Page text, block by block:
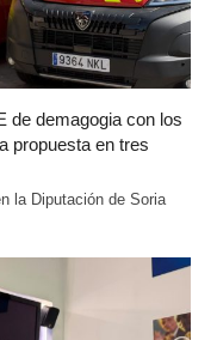
de demagogia con los
propuesta en tres
la Diputación de Soria